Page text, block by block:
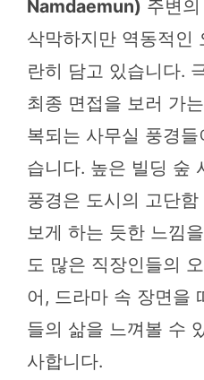
Namdaemun) 주변
삭막하지만 역동적인
란히 담고 있습니다.
최종 면접을 보러 가
복되는 사무실 풍경
습니다. 높은 빌딩 숲
풍경은 도시의 고단
보게 하는 듯한 느낌
도 많은 직장인들의
어, 드라마 속 장면을
들의 삶을 느껴볼 수
사합니다.